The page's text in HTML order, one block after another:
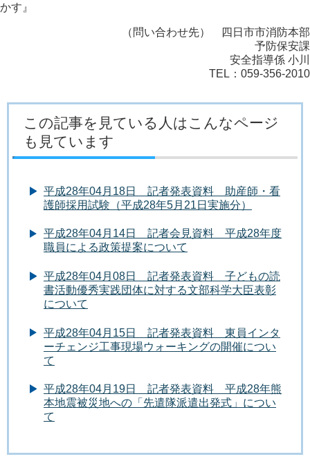
かす』
（問い合わせ先） 四日市市消防本部
予防保安課
安全指導係 小川
TEL：059-356-2010
この記事を見ている人はこんなページ
も見ています
平成28年04月18日 記者発表資料 助産師・看
護師採用試験（平成28年5月21日実施分）
平成28年04月14日 記者会見資料 平成28年度
職員による政策提案について
平成28年04月08日 記者発表資料 子どもの読
書活動優秀実践団体に対する文部科学大臣表彰
について
平成28年04月15日 記者発表資料 東員インタ
ーチェンジ工事現場ウォーキングの開催につい
て
平成28年04月19日 記者発表資料 平成28年熊
本地震被災地への「先遣隊派遣出発式」につい
て